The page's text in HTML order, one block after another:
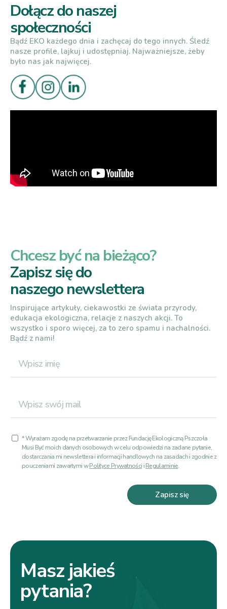
Dołącz do naszej
społeczności
Bądź EKO każdego dnia i zachęcaj do tego innych. Śledź
nasze profile, lajkuj i udostępniaj. Najważniejsze, żeby
było nas jak najwięcej.
Chcesz być na bieżąco?
Zapisz się do
naszego newslettera
Inspirujące artykuły, ciekawostki ze świata przyrody,
edukacja ekologiczna, relacje z naszych akcji. To
wszystko i sporo więcej, za to zero spamu i nachalności.
Bądź z nami!
* Wyrażam zgodę na przetwarzanie przez Fundację Ekologiczną Pszczoła
Musi Być moich danych osobowych w celu odpowiedzi na zadane pytanie,
dostarczania mi newslettera i informacji handlowych na zasadach i zgodnie z
pouczeniami zawartymi wPolityce PrywatnościiRegulaminie.
Zapisz się
Masz jakieś
pytania?